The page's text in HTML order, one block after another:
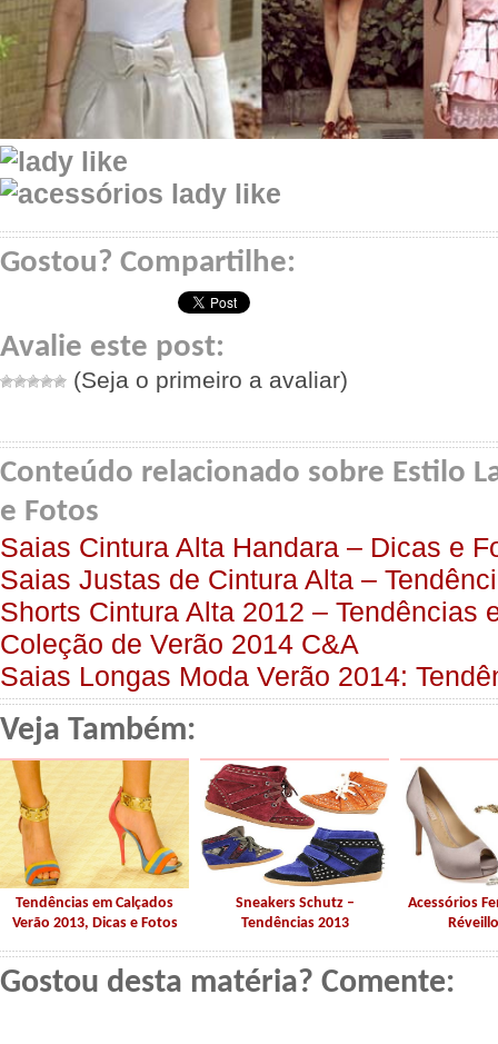
Gostou? Compartilhe:
Avalie este post:
(Seja o primeiro a avaliar)
Conteúdo relacionado sobre Estilo
e Fotos
Saias Cintura Alta Handara – Dicas e
Saias Justas de Cintura Alta –
Shorts Cintura Alta 2012 – Tendências
Coleção de Verão 2014 C&A
Saias Longas Moda Verão 2014:
Veja Também:
Tendências em Calçados
Verão 2013, Dicas e Fotos
Sneakers Schutz –
Tendências 2013
Acessórios
Gostou desta matéria? Comente: